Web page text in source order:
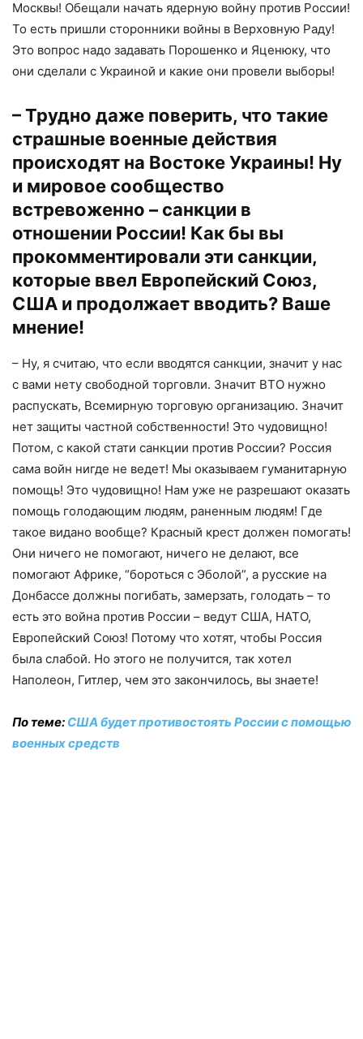
Москвы! Обещали начать ядерную войну против России!
То есть пришли сторонники войны в Верховную Раду!
Это вопрос надо задавать Порошенко и Яценюку, что
они сделали с Украиной и какие они провели выборы!
– Трудно даже поверить, что такие
страшные военные действия
происходят на Востоке Украины! Ну
и мировое сообщество
встревоженно – санкции в
отношении России! Как бы вы
прокомментировали эти санкции,
которые ввел Европейский Союз,
США и продолжает вводить? Ваше
мнение!
– Ну, я считаю, что если вводятся санкции, значит у нас
с вами нету свободной торговли. Значит ВТО нужно
распускать, Всемирную торговую организацию. Значит
нет защиты частной собственности! Это чудовищно!
Потом, с какой стати санкции против России? Россия
сама войн нигде не ведет! Мы оказываем гуманитарную
помощь! Это чудовищно! Нам уже не разрешают оказать
помощь голодающим людям, раненным людям! Где
такое видано вообще? Красный крест должен помогать!
Они ничего не помогают, ничего не делают, все
помогают Африке, “бороться с Эболой”, а русские на
Донбассе должны погибать, замерзать, голодать – то
есть это война против России – ведут США, НАТО,
Европейский Союз! Потому что хотят, чтобы Россия
была слабой. Но этого не получится, так хотел
Наполеон, Гитлер, чем это закончилось, вы знаете!
По теме: США будет противостоять России с помощью
военных средств